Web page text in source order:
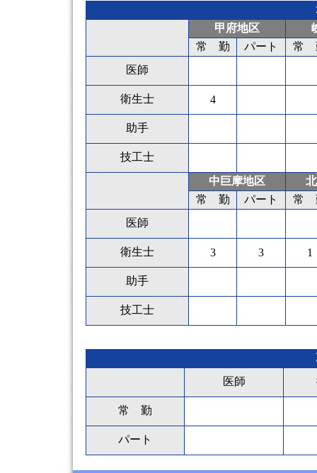
甲府地区
常 勤
パート
常
医師
衛生士 4
助手
技工士
中巨摩地区
常 勤
パート
常
医師
衛生士 3 3 1
助手
技工士
医師
常 勤
パート